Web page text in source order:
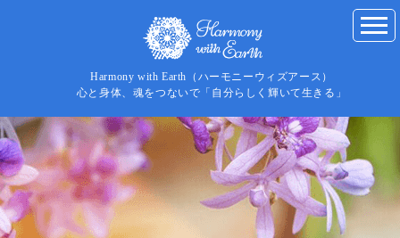
Harmony with Earth（ハーモニーウィズアース）
心と身体、魂をつないで「自分らしく輝いて生きる」